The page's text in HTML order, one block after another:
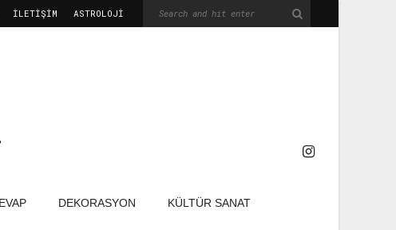
İLETIŞIM ASTROLOJİ
DEKORASYON KÜLTÜR SANAT